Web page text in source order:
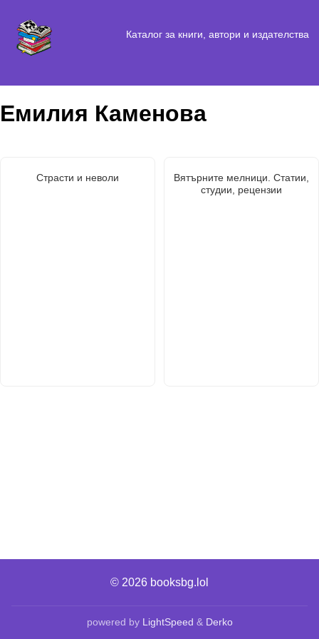
Каталог за книги, автори и издателства
Емилия Каменова
Страсти и неволи
Вятърните мелници. Статии,
студии, рецензии
© 2026 booksbg.lol
powered by LightSpeed & Derko